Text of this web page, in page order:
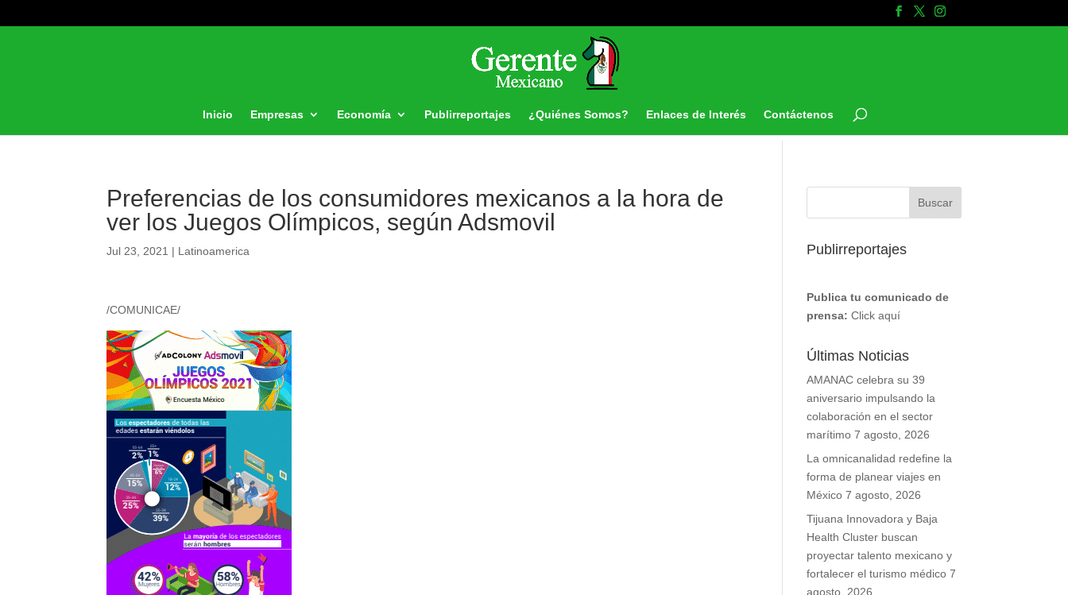
Inicio Empresas Economía Publirreportajes ¿Quiénes Somos? Enlaces de Interés Contáctenos
Preferencias de los consumidores mexicanos a la hora de
ver los Juegos Olímpicos, según Adsmovil
Jul 23, 2021 | Latinoamerica
/COMUNICAE/
Publirreportajes
Publica tu comunicado de
prensa: Click aquí
Últimas Noticias
AMANAC celebra su 39
aniversario impulsando la
colaboración en el sector
marítimo 7 agosto, 2026
La omnicanalidad redefine la
forma de planear viajes en
México 7 agosto, 2026
Tijuana Innovadora y Baja
Health Cluster buscan
proyectar talento mexicano y
fortalecer el turismo médico 7
agosto, 2026